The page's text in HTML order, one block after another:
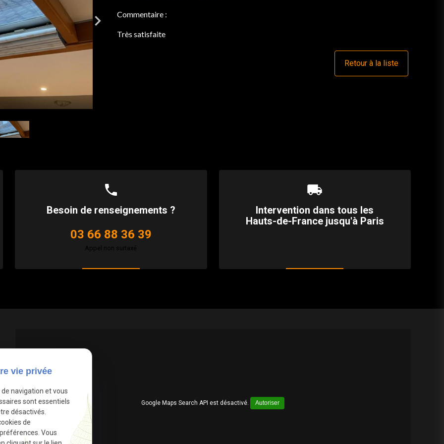
Commentaire :
Très satisfaite
Retour à la liste
phone
Besoin de renseignements ?
03 66 88 36 39
Appel non surtaxé
local_shipping
Intervention dans tous les
Hauts-de-France jusqu'à Paris
Google Maps Search API est désactivé. Autoriser
vie privée
navigation et vous
sont essentiels
désactivés.
de
Vous